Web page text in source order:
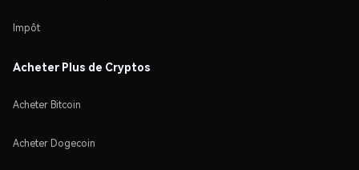
Impôt
Acheter Plus de Cryptos
Acheter Bitcoin
Acheter Dogecoin